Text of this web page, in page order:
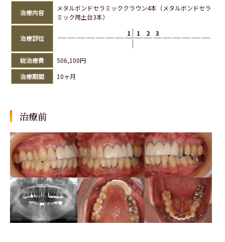
治療内容
メタルボンドセラミッククラウン4本（メタルボンドセラ
ミック用土台3本）
治療部位
1 1 2 3
総治療費
506,100円
治療期間
10ヶ月
治療前